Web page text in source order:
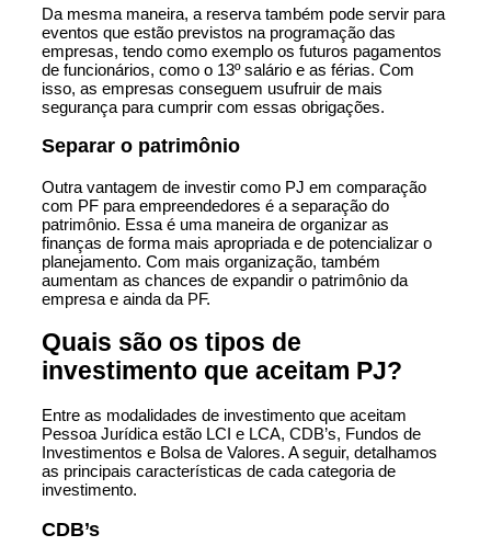
Da mesma maneira, a reserva também pode servir para
eventos que estão previstos na programação das
empresas, tendo como exemplo os futuros pagamentos
de funcionários, como o 13º salário e as férias. Com
isso, as empresas conseguem usufruir de mais
segurança para cumprir com essas obrigações.
Separar o patrimônio
Outra vantagem de investir como PJ em comparação
com PF para empreendedores é a separação do
patrimônio. Essa é uma maneira de organizar as
finanças de forma mais apropriada e de potencializar o
planejamento. Com mais organização, também
aumentam as chances de expandir o patrimônio da
empresa e ainda da PF.
Quais são os tipos de
investimento que aceitam PJ?
Entre as modalidades de investimento que aceitam
Pessoa Jurídica estão LCI e LCA, CDB’s, Fundos de
Investimentos e Bolsa de Valores. A seguir, detalhamos
as principais características de cada categoria de
investimento.
CDB’s